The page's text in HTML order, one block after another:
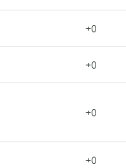
+0
+0
+0
+0